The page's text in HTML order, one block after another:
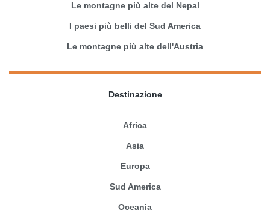
Le montagne più alte del Nepal
I paesi più belli del Sud America
Le montagne più alte dell'Austria
Destinazione
Africa
Asia
Europa
Sud America
Oceania